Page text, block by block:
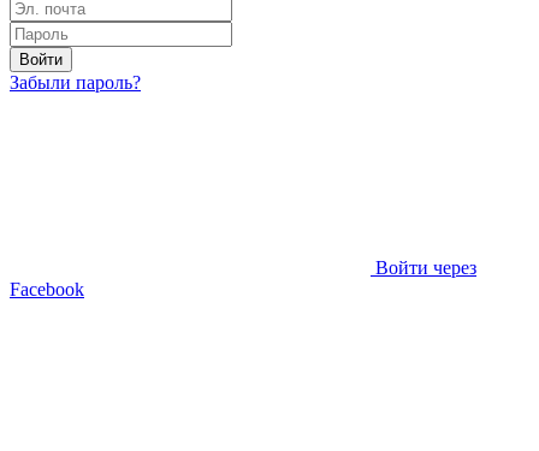
Войти
Забыли пароль?
Войти через
Facebook